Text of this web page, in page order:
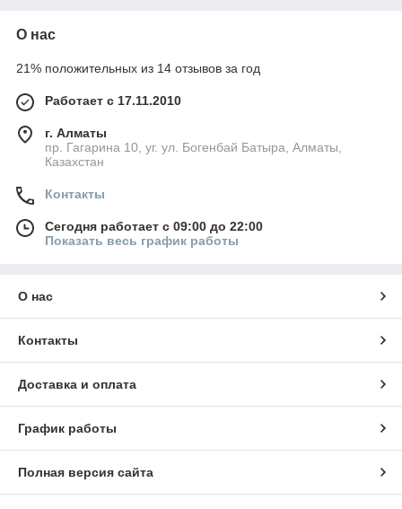
О нас
21% положительных из 14 отзывов за год
Работает с 17.11.2010
г. Алматы
пр. Гагарина 10, уг. ул. Богенбай Батыра, Алматы,
Казахстан
Контакты
Сегодня работает с 09:00 до 22:00
Показать весь график работы
О нас
Контакты
Доставка и оплата
График работы
Полная версия сайта